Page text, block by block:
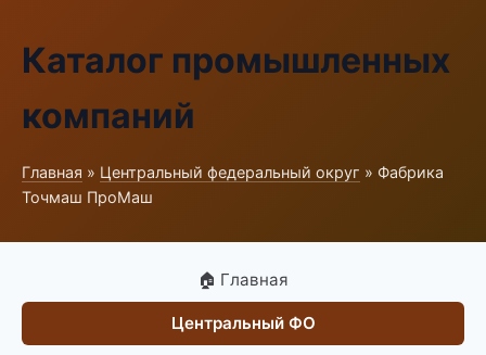
Каталог промышленных
компаний
Главная » Центральный федеральный округ » Фабрика
Точмаш ПроМаш
🏠 Главная
Центральный ФО